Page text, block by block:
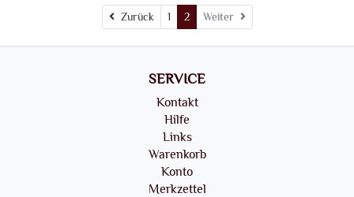
ZurückZurück
1 2 Weiter
SERVICE
Kontakt
Hilfe
Links
Warenkorb
Konto
Merkzettel